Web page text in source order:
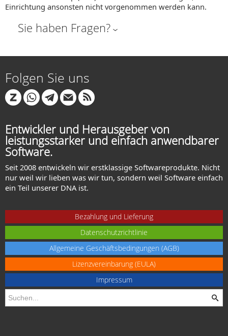
Einrichtung ansonsten nicht vorgenommen werden kann.
Sie haben Fragen?
Folgen Sie uns
Entwickler und Herausgeber von
leistungsstarker und einfach anwendbarer
Software.
Seit 2008 entwickeln wir erstklassige Softwareprodukte. Nicht
nur weil wir lieben was wir tun, sondern weil Software einfach
ein Teil unserer DNA ist.
Bezahlung und Lieferung
Datenschutzrichtlinie
Allgemeine Geschäftsbedingungen (AGB)
Lizenzvereinbarung (EULA)
Impressum